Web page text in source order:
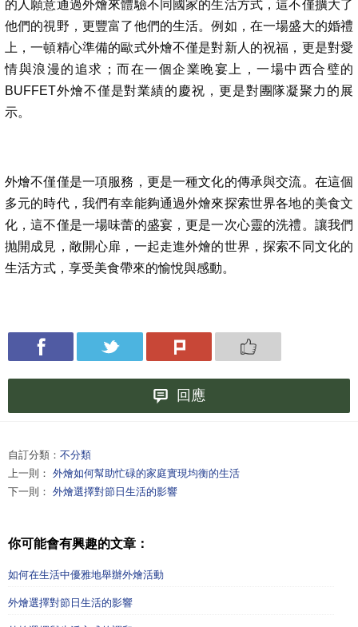
的人願意通過外燴來體驗不同國家的生活方式，這不僅擴大了
他們的視野，更豐富了他們的生活。例如，在一場盛大的婚禮
上，一頓精心準備的歐式外燴不僅是對新人的祝福，更是對愛
情與浪漫的追求；而在一個企業晚宴上，一場中西合璧的
BUFFET外燴不僅是對業績的慶祝，更是對團隊凝聚力的展
示。
外燴不僅僅是一項服務，更是一種文化的傳承與交流。在這個
多元的時代，我們有幸能夠通過外燴來探索世界各地的美食文
化，這不僅是一場味蕾的盛宴，更是一次心靈的洗禮。讓我們
抛開成見，敞開心扉，一起走進外燴的世界，探索不同文化的
生活方式，享受美食帶來的愉悅與感動。
回應
自訂分類： 不分類
上一則： 外燴如何幫助忙碌的家庭實現均衡的生活
下一則： 外燴選擇對節日生活的影響
你可能會有興趣的文章：
如何在生活中優雅地舉辦外燴活動
外燴選擇對節日生活的影響